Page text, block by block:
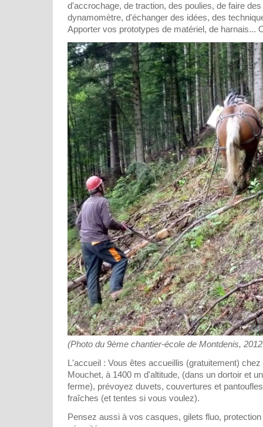
d'accrochage, de traction, des poulies, de faire
dynamomètre, d'échanger des idées, des
Apporter vos prototypes de matériel, de harnais...
(Photo du 9ème chantier-école de Montdenis,
L'accueil : Vous êtes accueillis (gratuitement)
Mouchet, à 1400 m d'altitude, (dans un dortoir et
ferme), prévoyez duvets, couvertures et
fraîches (et tentes si vous voulez).
Pensez aussi à vos casques, gilets fluo,